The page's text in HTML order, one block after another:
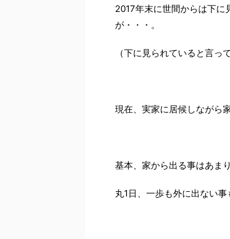
2017年末に世間からは下に
が・・・。
（下に見られていると言っ
現在、実家に居候しながら
基本、家から出る事はあま
丸1日、一歩も外に出ない事